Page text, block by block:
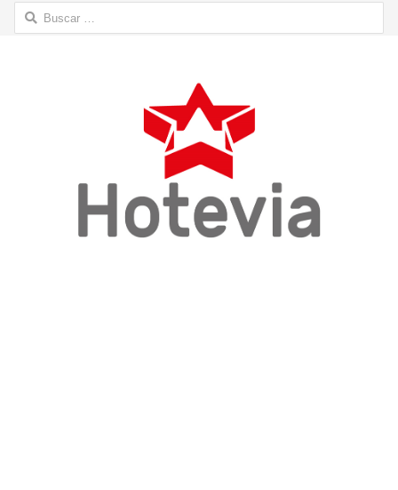
Buscar: